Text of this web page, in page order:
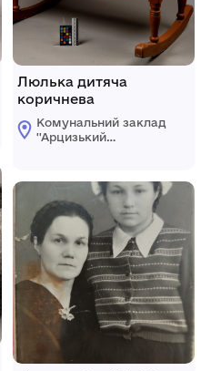
Люлька дитяча
коричнева
Комунальний заклад
''Арцизький
Арцизької міської